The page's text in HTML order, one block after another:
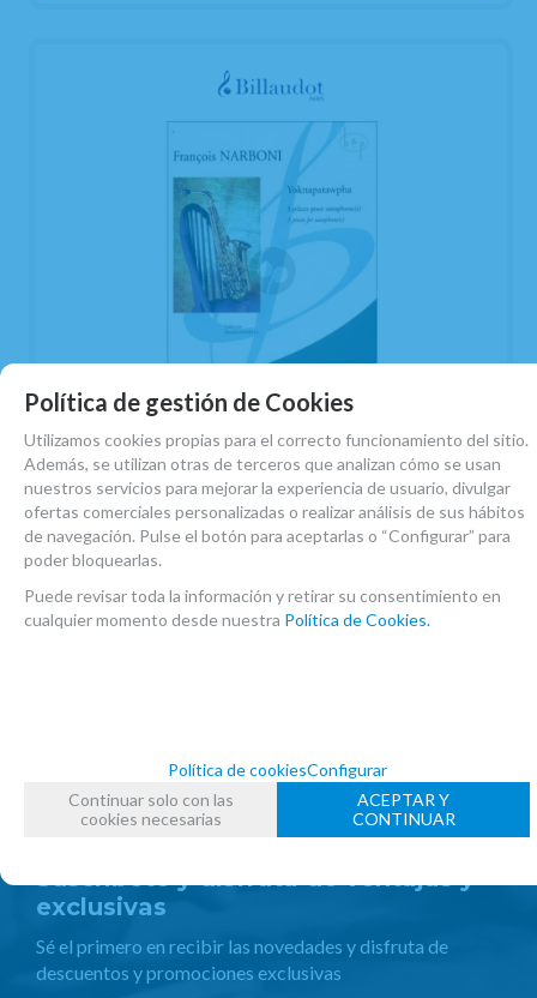
NARBONI, FRANCOIS.- YOKNAPATAWPHA
3 PIEZAS
EN STOCK. CÓMPRALO Y LO RECIBIRÁS AL DIA SIGUIENTE LABORABLE
ANTES DE LAS 14:00 HORAS PENINSULA
19,50€
4.00%IVA incluido
- +
unidad
nº prod.
exclusivas
Sé el primero en recibir las novedades y disfruta de
descuentos y promociones exclusivas
Política de gestión de Cookies
Utilizamos cookies propias para el correcto funcionamiento del sitio.
Además, se utilizan otras de terceros que analizan cómo se usan
nuestros servicios para mejorar la experiencia de usuario, divulgar
ofertas comerciales personalizadas o realizar análisis de sus hábitos
de navegación. Pulse el botón para aceptarlas o “Configurar” para
poder bloquearlas.
Puede revisar toda la información y retirar su consentimiento en
cualquier momento desde nuestra Política de Cookies.
Política de cookiesConfigurar
Continuar solo con las
cookies necesarias
ACEPTAR Y
CONTINUAR